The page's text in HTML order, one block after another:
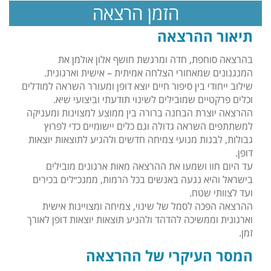
הזמן הרצאה
תיאור ההרצאה
בהרצאה סוחפת, חדה ומרגשת חושף אלון אולמן את
המנגנונים שמאחורי הצלחה אמיתית – אישית וארגונית.
שילוב ייחודי בין סיפור חיים יוצא דופן ומעורר השראה למודלים
וכלים פרקטיים שמובילים לשינוי תודעתי וביצועי שיא.
ההרצאה יוצרת הבחנה ברורה בין ממוצע למצוינות ומעניקה
למשתתפים השראה גדולה וגם כלים יישומיים כדי לפרוץ
גבולות, לבנות מנועי צמיחה חדשים ולהגיע לתוצאות יוצאות
דופן.
עד היום חוו ושמעו את ההרצאה מאות ארגונים מובילים
בישראל והיא נגעה באנשים בכל הרמות, ממנכ״לים בכירים
ועד לצוותי שטח.
ההרצאה הפכה לסמל של שינוי, צמיחה ומצויינות אישית
וארגונית וממשיכה להדהד ולהניע תוצאות יוצאות דופן לאורך
זמן.
המסר העיקרי של ההרצאה